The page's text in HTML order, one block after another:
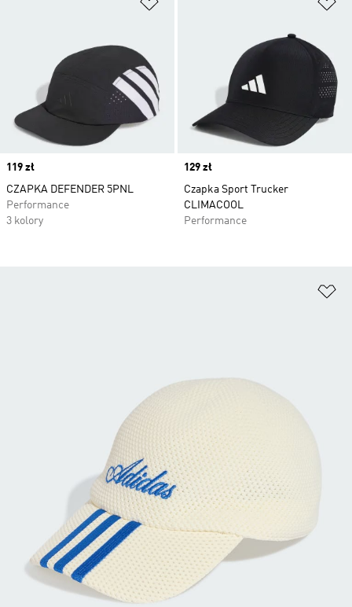
Price
119 zł
CZAPKA DEFENDER 5PNL
Performance
3 kolory
Price
129 zł
Czapka Sport Trucker
CLIMACOOL
Performance